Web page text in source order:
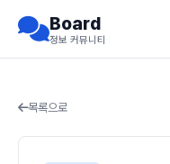
Board
정보 커뮤니티
목록으로